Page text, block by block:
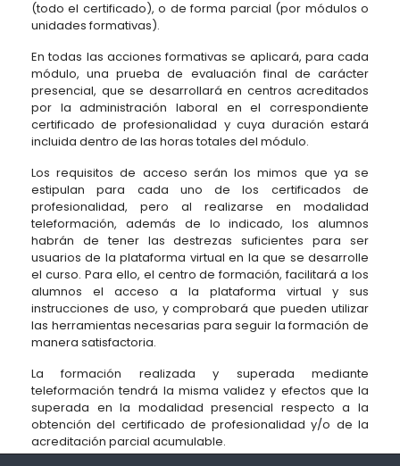
(todo el certificado), o de forma parcial (por módulos o
unidades formativas).
En todas las acciones formativas se aplicará, para cada
módulo, una prueba de evaluación final de carácter
presencial, que se desarrollará en centros acreditados
por la administración laboral en el correspondiente
certificado de profesionalidad y cuya duración estará
incluida dentro de las horas totales del módulo.
Los requisitos de acceso serán los mimos que ya se
estipulan para cada uno de los certificados de
profesionalidad, pero al realizarse en modalidad
teleformación, además de lo indicado, los alumnos
habrán de tener las destrezas suficientes para ser
usuarios de la plataforma virtual en la que se desarrolle
el curso. Para ello, el centro de formación, facilitará a los
alumnos el acceso a la plataforma virtual y sus
instrucciones de uso, y comprobará que pueden utilizar
las herramientas necesarias para seguir la formación de
manera satisfactoria.
La formación realizada y superada mediante
teleformación tendrá la misma validez y efectos que la
superada en la modalidad presencial respecto a la
obtención del certificado de profesionalidad y/o de la
acreditación parcial acumulable.